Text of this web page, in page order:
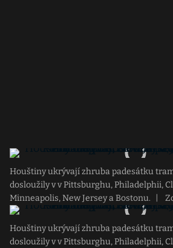
Houštiny ukrývají zhruba padesátku
dosloužily v v Pittsburghu, Philadelphii,
Minneapolis, New Jersey a Bostonu.
Houštiny ukrývají zhruba padesátku
dosloužily v v Pittsburghu, Philadelphii,